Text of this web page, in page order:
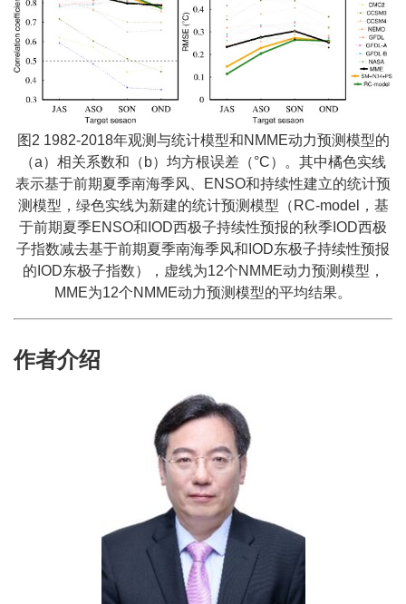
图2 1982-2018年观测与统计模型和NMME动力预测模型的
（a）相关系数和（b）均方根误差（°C）。其中橘色实线
表示基于前期夏季南海季风、ENSO和持续性建立的统计预
测模型，绿色实线为新建的统计预测模型（RC-model，基
于前期夏季ENSO和IOD西极子持续性预报的秋季IOD西极
子指数减去基于前期夏季南海季风和IOD东极子持续性预报
的IOD东极子指数），虚线为12个NMME动力预测模型，
MME为12个NMME动力预测模型的平均结果。
作者介绍